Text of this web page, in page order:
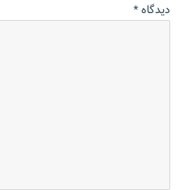
دیدگاه*